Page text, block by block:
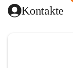
Kontakte